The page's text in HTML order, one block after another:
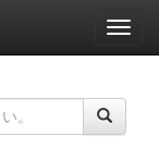
ナ
ビ
ー
ョ